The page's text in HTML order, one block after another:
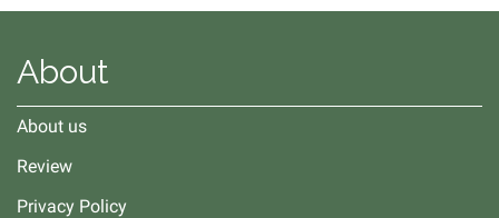
About
About us
Review
Privacy Policy